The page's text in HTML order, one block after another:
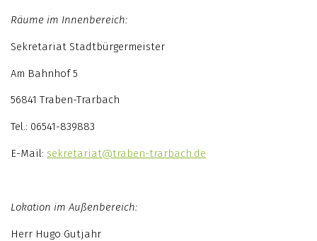
Räume im Innenbereich:
Sekretariat Stadtbürgermeister
Am Bahnhof 5
56841 Traben-Trarbach
Tel.: 06541-839883
E-Mail: sekretariat@traben-trarbach.de
Lokation im Außenbereich:
Herr Hugo Gutjahr